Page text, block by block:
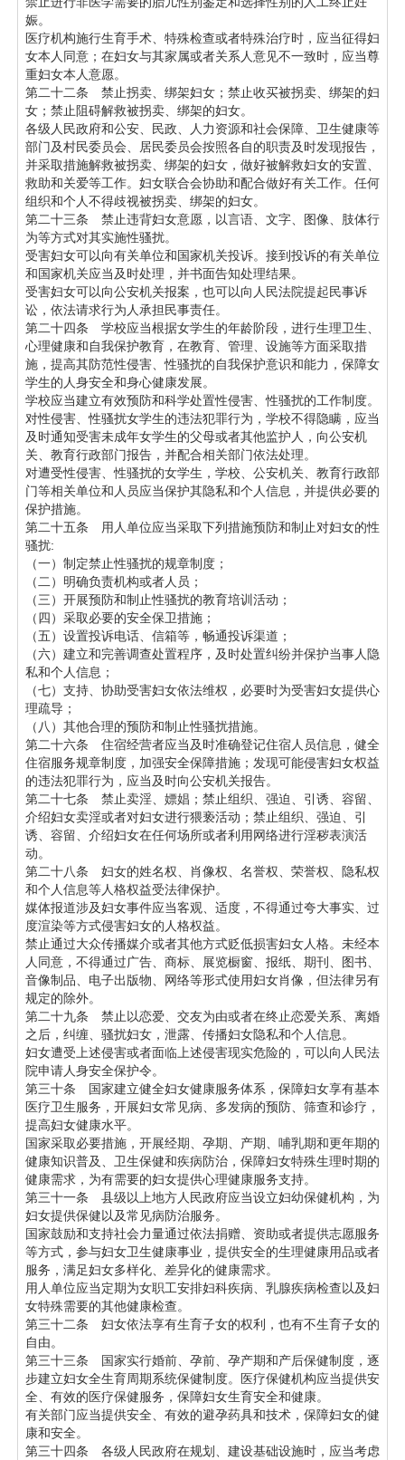
娠。
医疗机构施行生育手术、特殊检查或者特殊治疗时，应当征得妇
女本人同意；在妇女与其家属或者关系人意见不一致时，应当尊
重妇女本人意愿。
第二十二条 禁止拐卖、绑架妇女；禁止收买被拐卖、绑架的妇
女；禁止阻碍解救被拐卖、绑架的妇女。
各级人民政府和公安、民政、人力资源和社会保障、卫生健康等
部门及村民委员会、居民委员会按照各自的职责及时发现报告，
并采取措施解救被拐卖、绑架的妇女，做好被解救妇女的安置、
救助和关爱等工作。妇女联合会协助和配合做好有关工作。任何
组织和个人不得歧视被拐卖、绑架的妇女。
第二十三条 禁止违背妇女意愿，以言语、文字、图像、肢体行
为等方式对其实施性骚扰。
受害妇女可以向有关单位和国家机关投诉。接到投诉的有关单位
和国家机关应当及时处理，并书面告知处理结果。
受害妇女可以向公安机关报案，也可以向人民法院提起民事诉
讼，依法请求行为人承担民事责任。
第二十四条 学校应当根据女学生的年龄阶段，进行生理卫生、
心理健康和自我保护教育，在教育、管理、设施等方面采取措
施，提高其防范性侵害、性骚扰的自我保护意识和能力，保障女
学生的人身安全和身心健康发展。
学校应当建立有效预防和科学处置性侵害、性骚扰的工作制度。
对性侵害、性骚扰女学生的违法犯罪行为，学校不得隐瞒，应当
及时通知受害未成年女学生的父母或者其他监护人，向公安机
关、教育行政部门报告，并配合相关部门依法处理。
对遭受性侵害、性骚扰的女学生，学校、公安机关、教育行政部
门等相关单位和人员应当保护其隐私和个人信息，并提供必要的
保护措施。
第二十五条 用人单位应当采取下列措施预防和制止对妇女的性
骚扰:
（一）制定禁止性骚扰的规章制度；
（二）明确负责机构或者人员；
（三）开展预防和制止性骚扰的教育培训活动；
（四）采取必要的安全保卫措施；
（五）设置投诉电话、信箱等，畅通投诉渠道；
（六）建立和完善调查处置程序，及时处置纠纷并保护当事人隐
私和个人信息；
（七）支持、协助受害妇女依法维权，必要时为受害妇女提供心
理疏导；
（八）其他合理的预防和制止性骚扰措施。
第二十六条 住宿经营者应当及时准确登记住宿人员信息，健全
住宿服务规章制度，加强安全保障措施；发现可能侵害妇女权益
的违法犯罪行为，应当及时向公安机关报告。
第二十七条 禁止卖淫、嫖娼；禁止组织、强迫、引诱、容留、
介绍妇女卖淫或者对妇女进行猥亵活动；禁止组织、强迫、引
诱、容留、介绍妇女在任何场所或者利用网络进行淫秽表演活
动。
第二十八条 妇女的姓名权、肖像权、名誉权、荣誉权、隐私权
和个人信息等人格权益受法律保护。
媒体报道涉及妇女事件应当客观、适度，不得通过夸大事实、过
度渲染等方式侵害妇女的人格权益。
禁止通过大众传播媒介或者其他方式贬低损害妇女人格。未经本
人同意，不得通过广告、商标、展览橱窗、报纸、期刊、图书、
音像制品、电子出版物、网络等形式使用妇女肖像，但法律另有
规定的除外。
第二十九条 禁止以恋爱、交友为由或者在终止恋爱关系、离婚
之后，纠缠、骚扰妇女，泄露、传播妇女隐私和个人信息。
妇女遭受上述侵害或者面临上述侵害现实危险的，可以向人民法
院申请人身安全保护令。
第三十条 国家建立健全妇女健康服务体系，保障妇女享有基本
医疗卫生服务，开展妇女常见病、多发病的预防、筛查和诊疗，
提高妇女健康水平。
国家采取必要措施，开展经期、孕期、产期、哺乳期和更年期的
健康知识普及、卫生保健和疾病防治，保障妇女特殊生理时期的
健康需求，为有需要的妇女提供心理健康服务支持。
第三十一条 县级以上地方人民政府应当设立妇幼保健机构，为
妇女提供保健以及常见病防治服务。
国家鼓励和支持社会力量通过依法捐赠、资助或者提供志愿服务
等方式，参与妇女卫生健康事业，提供安全的生理健康用品或者
服务，满足妇女多样化、差异化的健康需求。
用人单位应当定期为女职工安排妇科疾病、乳腺疾病检查以及妇
女特殊需要的其他健康检查。
第三十二条 妇女依法享有生育子女的权利，也有不生育子女的
自由。
第三十三条 国家实行婚前、孕前、孕产期和产后保健制度，逐
步建立妇女全生育周期系统保健制度。医疗保健机构应当提供安
全、有效的医疗保健服务，保障妇女生育安全和健康。
有关部门应当提供安全、有效的避孕药具和技术，保障妇女的健
康和安全。
第三十四条 各级人民政府在规划、建设基础设施时，应当考虑